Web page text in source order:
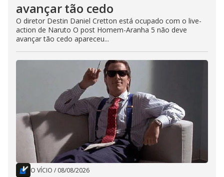
avançar tão cedo
O diretor Destin Daniel Cretton está ocupado com o live-
action de Naruto O post Homem-Aranha 5 não deve
avançar tão cedo apareceu...
O VÍCIO / 08/08/2026